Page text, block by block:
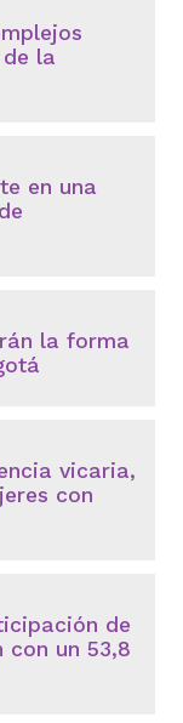
la
en una
la forma
vicaria,
con
de
con un 53,8